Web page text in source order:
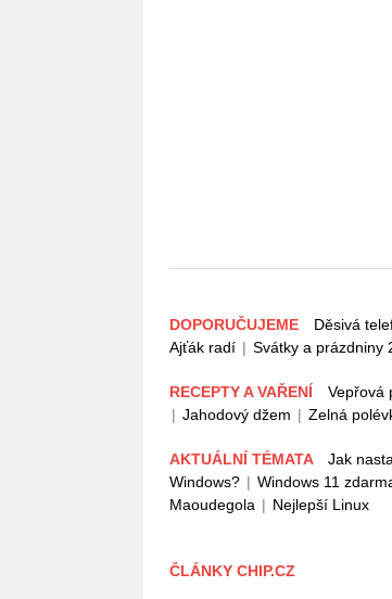
DOPORUČUJEME Děsivá
Ajťák radí | Svátky a prázdniny
RECEPTY A VAŘENÍ Vepřová
| Jahodový džem | Zelná
AKTUÁLNÍ TÉMATA Jak
Windows? | Windows 11
Maoudegola | Nejlepší Linux
ČLÁNKY CHIP.CZ